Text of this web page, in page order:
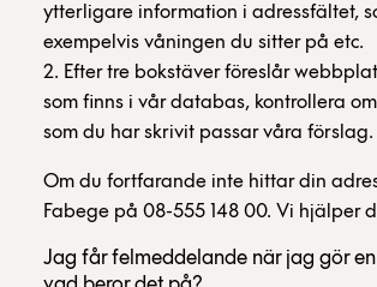
ytterligare information i adressfältet,
exempelvis våningen du sitter på etc.
2. Efter tre bokstäver föreslår
som finns i vår databas, kontrollera
som du har skrivit passar våra förslag.
Om du fortfarande inte hittar din
Fabege på 08-555 148 00. Vi hjälper
Jag får felmeddelande när jag gör